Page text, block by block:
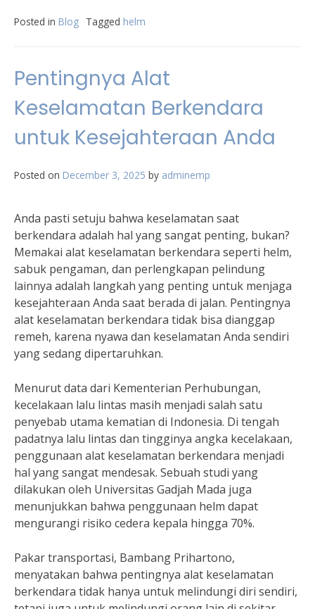
Posted in Blog Tagged helm
Pentingnya Alat
Keselamatan Berkendara
untuk Kesejahteraan Anda
Posted on December 3, 2025 by adminemp
Anda pasti setuju bahwa keselamatan saat
berkendara adalah hal yang sangat penting, bukan?
Memakai alat keselamatan berkendara seperti helm,
sabuk pengaman, dan perlengkapan pelindung
lainnya adalah langkah yang penting untuk menjaga
kesejahteraan Anda saat berada di jalan. Pentingnya
alat keselamatan berkendara tidak bisa dianggap
remeh, karena nyawa dan keselamatan Anda sendiri
yang sedang dipertaruhkan.
Menurut data dari Kementerian Perhubungan,
kecelakaan lalu lintas masih menjadi salah satu
penyebab utama kematian di Indonesia. Di tengah
padatnya lalu lintas dan tingginya angka kecelakaan,
penggunaan alat keselamatan berkendara menjadi
hal yang sangat mendesak. Sebuah studi yang
dilakukan oleh Universitas Gadjah Mada juga
menunjukkan bahwa penggunaan helm dapat
mengurangi risiko cedera kepala hingga 70%.
Pakar transportasi, Bambang Prihartono,
menyatakan bahwa pentingnya alat keselamatan
berkendara tidak hanya untuk melindungi diri sendiri,